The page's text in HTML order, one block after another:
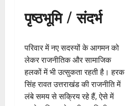
पृष्ठभूमि / संदर्भ
परिवार में नए सदस्यों के आगमन को
लेकर राजनीतिक और सामाजिक
हलकों में भी उत्सुकता रहती है। हरक
सिंह रावत उत्तराखंड की राजनीति में
लंबे समय से सक्रिय रहे हैं, ऐसे में